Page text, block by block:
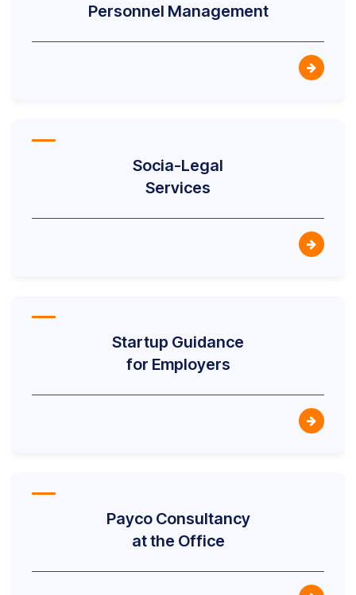
Personnel Management
Socia-Legal
Services
Startup Guidance
for Employers
Payco Consultancy
at the Office